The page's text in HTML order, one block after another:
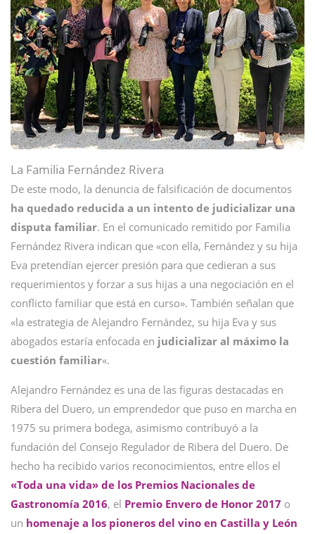
La Familia Fernández Rivera
De este modo, la denuncia de falsificación de documentos
ha quedado reducida a un intento de judicializar una
disputa familiar. En el comunicado remitido por Familia
Fernández Rivera indican que «con ella, Fernández y su hija
Eva pretendían ejercer presión para que cedieran a sus
requerimientos y forzar a sus hijas a una negociación en el
conflicto familiar que está en curso». También señalan que
«la estrategia de Alejandro Fernández, su hija Eva y sus
abogados estaría enfocada en judicializar al máximo la
cuestión familiar«.
Alejandro Fernández es una de las figuras destacadas en
Ribera del Duero, un emprendedor que puso en marcha en
1975 su primera bodega, asimismo contribuyó a la
fundación del Consejo Regulador de Ribera del Duero. De
hecho ha recibido varios reconocimientos, entre ellos el
«Toda una vida» de los Premios Nacionales de
Gastronomía 2016, el Premio Envero de Honor 2017 o
un homenaje a los pioneros del vino en Castilla y León